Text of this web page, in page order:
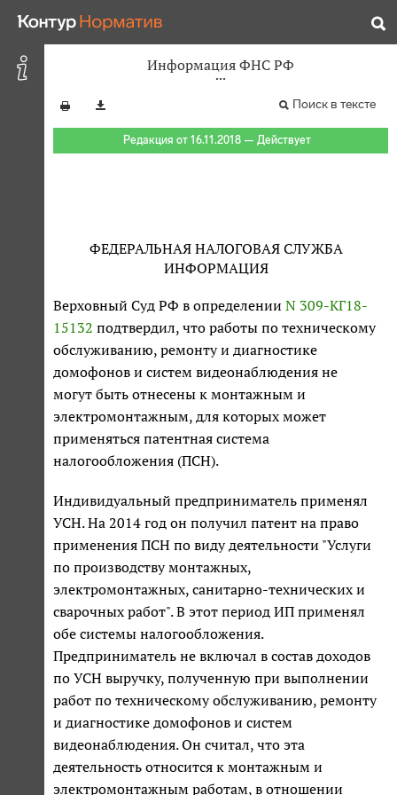
Информация ФНС РФ
Поиск в тексте
Редакция от 16.11.2018 — Действует
ФЕДЕРАЛЬНАЯ НАЛОГОВАЯ СЛУЖБА
ИНФОРМАЦИЯ
Верховный Суд РФ в определении N 309-КГ18-
15132 подтвердил, что работы по техническому
обслуживанию, ремонту и диагностике
домофонов и систем видеонаблюдения не
могут быть отнесены к монтажным и
электромонтажным, для которых может
применяться патентная система
налогообложения (ПСН).
Индивидуальный предприниматель применял
УСН. На 2014 год он получил патент на право
применения ПСН по виду деятельности "Услуги
по производству монтажных,
электромонтажных, санитарно-технических и
сварочных работ". В этот период ИП применял
обе системы налогообложения.
Предприниматель не включал в состав доходов
по УСН выручку, полученную при выполнении
работ по техническому обслуживанию, ремонту
и диагностике домофонов и систем
видеонаблюдения. Он считал, что эта
деятельность относится к монтажным и
электромонтажным работам, в отношении